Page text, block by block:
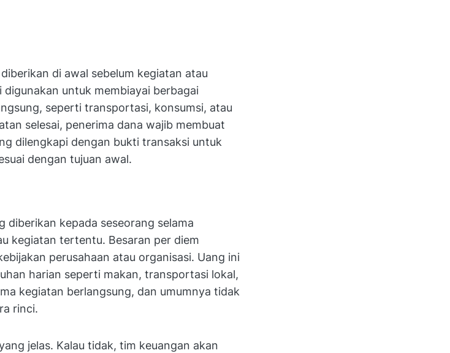
di awal sebelum kegiatan atau
digunakan untuk membiayai berbagai
seperti transportasi, konsumsi, atau
selesai, penerima dana wajib membuat
dilengkapi dengan bukti transaksi untuk
dengan tujuan awal.
diberikan kepada seseorang selama
kegiatan tertentu. Besaran per diem
perusahaan atau organisasi. Uang ini
harian seperti makan, transportasi lokal,
kegiatan berlangsung, dan umumnya tidak
rinci.
jelas. Kalau tidak, tim keuangan akan